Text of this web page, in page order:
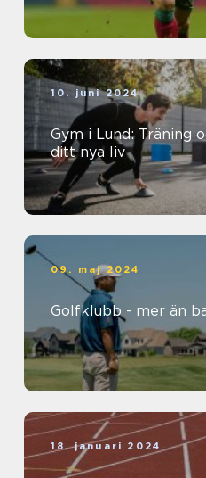
10. juni 2024
Gym i Lund: Träning
ditt nya liv
09. maj 2024
Golfklubb - mer än
18. januari 2024